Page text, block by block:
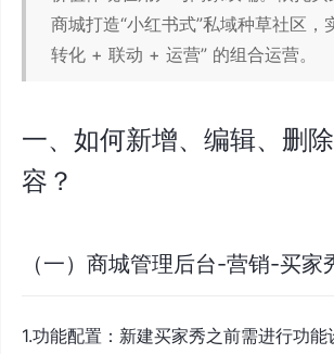
商城打造“小红书式”私域种草社区，
转化 + 联动 + 运营” 的组合运营。
一、如何新增、编辑、删
容？
（一）商城管理后台-营销-买家
1.功能配置：新建买家秀之前需进行功